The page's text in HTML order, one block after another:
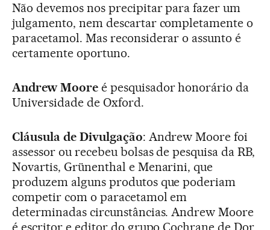
Não devemos nos precipitar para fazer um
julgamento, nem descartar completamente o
paracetamol. Mas reconsiderar o assunto é
certamente oportuno.
Andrew Mooreé pesquisador honorário da
Universidade de Oxford.
Cláusula de Divulgação: Andrew Moore foi
assessor ou recebeu bolsas de pesquisa da RB,
Novartis, Grünenthal e Menarini, que
produzem alguns produtos que poderiam
competir com o paracetamol em
determinadas circunstâncias. Andrew Moore
é escritor e editor do grupo Cochrane de Dor,